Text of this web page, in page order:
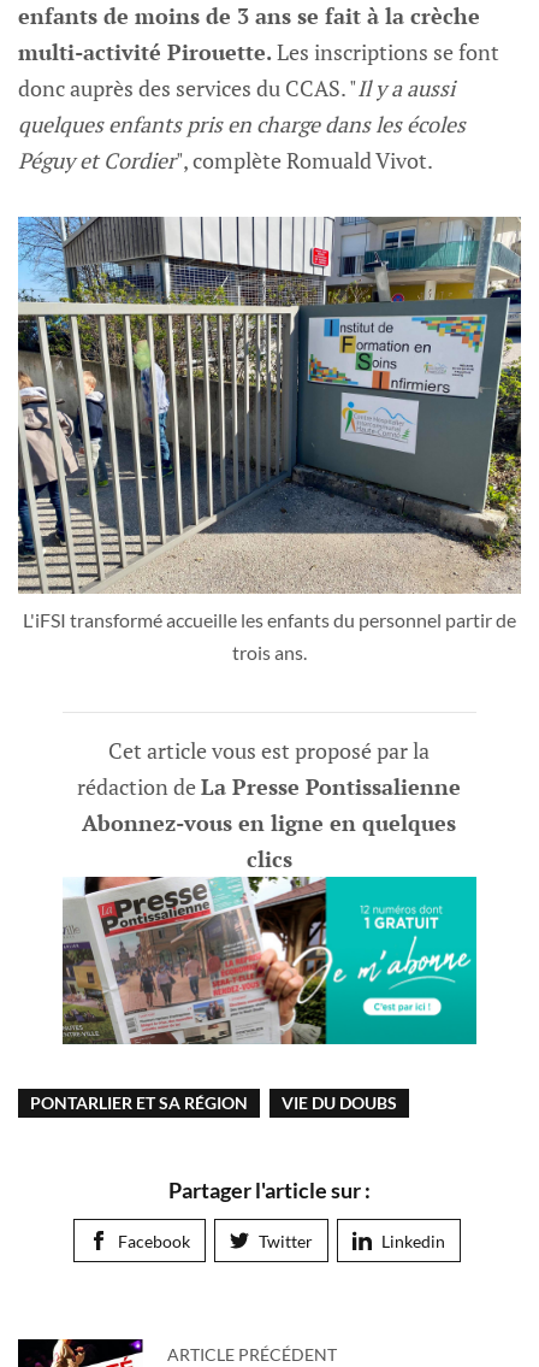
enfants de moins de 3 ans se fait à la crèche
multi-activité Pirouette.Les inscriptions se font
donc auprès des services du CCAS. "Il y a aussi
quelques enfants pris en charge dans les écoles
Péguy et Cordier", complète Romuald Vivot.
L'iFSI transformé accueille les enfants du personnel partir de
trois ans.
Cet article vous est proposé par la
rédaction deLa Presse Pontissalienne
Abonnez-vous en ligne en quelques
clics
PONTARLIER ET SA RÉGION VIE DU DOUBS
Partager l'article sur :
Facebook Twitter Linkedin
ARTICLE PRÉCÉDENT